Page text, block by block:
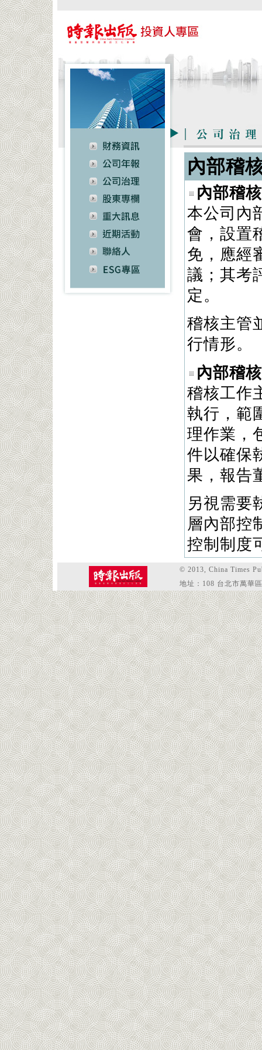
內部稽
內部稽
本公司內
會，設置
免，應經
議；其考
定。
稽核主管
行情形。
內部稽
稽核工作
執行，範
理作業，
件以確保
果，報告
另視需要
層內部控
控制制度
© 2013, China Times
地址：108 台北市萬華